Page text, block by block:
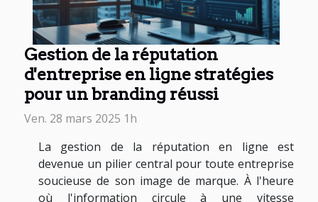
Gestion de la réputation
d'entreprise en ligne stratégies
pour un branding réussi
Ven. 28 mars 2025 1h
La gestion de la réputation en ligne est
devenue un pilier central pour toute entreprise
soucieuse de son image de marque. À l'heure
où l'information circule à une vitesse